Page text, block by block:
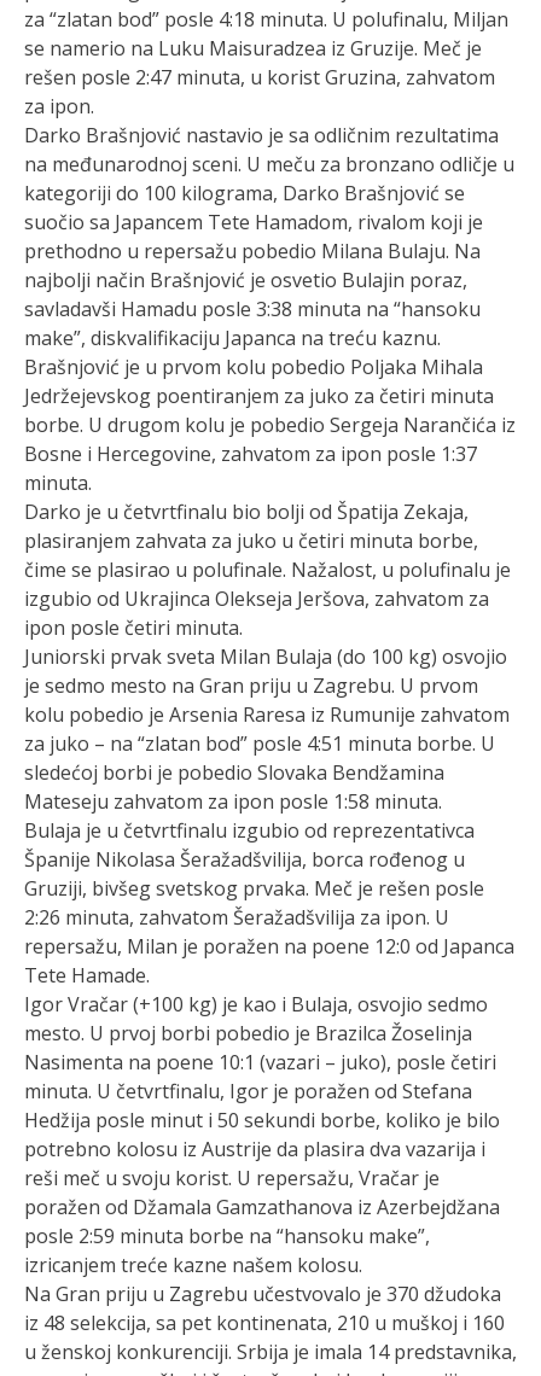
za “zlatan bod” posle 4:18 minuta. U polufinalu, Miljan
se namerio na Luku Maisuradzea iz Gruzije. Meč je
rešen posle 2:47 minuta, u korist Gruzina, zahvatom
za ipon.
Darko Brašnjović nastavio je sa odličnim rezultatima
na međunarodnoj sceni. U meču za bronzano odličje u
kategoriji do 100 kilograma, Darko Brašnjović se
suočio sa Japancem Tete Hamadom, rivalom koji je
prethodno u repersažu pobedio Milana Bulaju. Na
najbolji način Brašnjović je osvetio Bulajin poraz,
savladavši Hamadu posle 3:38 minuta na “hansoku
make”, diskvalifikaciju Japanca na treću kaznu.
Brašnjović je u prvom kolu pobedio Poljaka Mihala
Jedržejevskog poentiranjem za juko za četiri minuta
borbe. U drugom kolu je pobedio Sergeja Narančića iz
Bosne i Hercegovine, zahvatom za ipon posle 1:37
minuta.
Darko je u četvrtfinalu bio bolji od Špatija Zekaja,
plasiranjem zahvata za juko u četiri minuta borbe,
čime se plasirao u polufinale. Nažalost, u polufinalu je
izgubio od Ukrajinca Olekseja Jeršova, zahvatom za
ipon posle četiri minuta.
Juniorski prvak sveta Milan Bulaja (do 100 kg) osvojio
je sedmo mesto na Gran priju u Zagrebu. U prvom
kolu pobedio je Arsenia Raresa iz Rumunije zahvatom
za juko – na “zlatan bod” posle 4:51 minuta borbe. U
sledećoj borbi je pobedio Slovaka Bendžamina
Mateseju zahvatom za ipon posle 1:58 minuta.
Bulaja je u četvrtfinalu izgubio od reprezentativca
Španije Nikolasa Šeražadšvilija, borca rođenog u
Gruziji, bivšeg svetskog prvaka. Meč je rešen posle
2:26 minuta, zahvatom Šeražadšvilija za ipon. U
repersažu, Milan je poražen na poene 12:0 od Japanca
Tete Hamade.
Igor Vračar (+100 kg) je kao i Bulaja, osvojio sedmo
mesto. U prvoj borbi pobedio je Brazilca Žoselinja
Nasimenta na poene 10:1 (vazari – juko), posle četiri
minuta. U četvrtfinalu, Igor je poražen od Stefana
Hedžija posle minut i 50 sekundi borbe, koliko je bilo
potrebno kolosu iz Austrije da plasira dva vazarija i
reši meč u svoju korist. U repersažu, Vračar je
poražen od Džamala Gamzathanova iz Azerbejdžana
posle 2:59 minuta borbe na “hansoku make”,
izricanjem treće kazne našem kolosu.
Na Gran priju u Zagrebu učestvovalo je 370 džudoka
iz 48 selekcija, sa pet kontinenata, 210 u muškoj i 160
u ženskoj konkurenciji. Srbija je imala 14 predstavnika,